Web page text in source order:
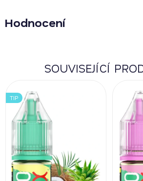
Hodnocení
SOUVISEJÍCÍ
TIP